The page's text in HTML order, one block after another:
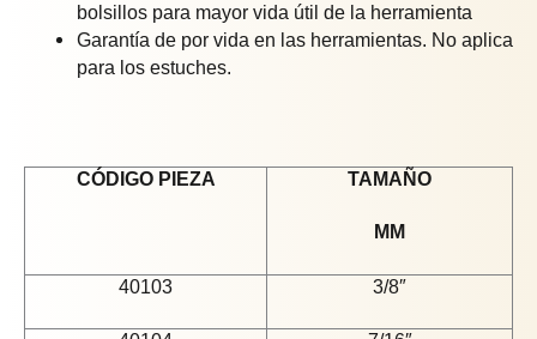
bolsillos para mayor vida útil de la herramienta
Garantía de por vida en las herramientas. No aplica
para los estuches.
CÓDIGO PIEZA TAMAÑO
MM
40103 3/8″